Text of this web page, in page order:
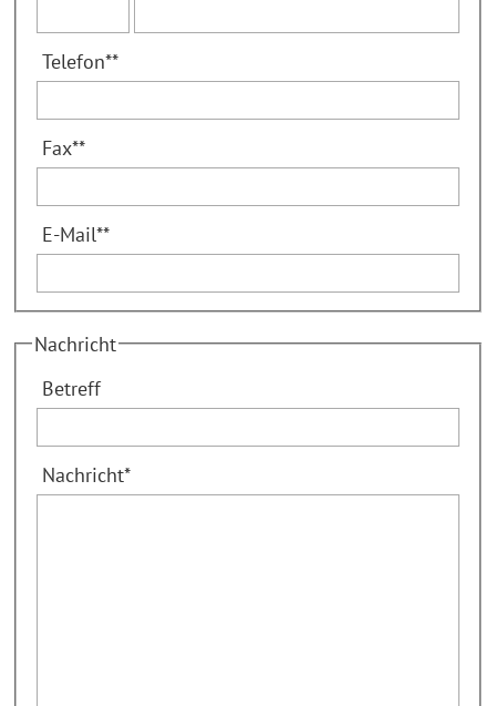
Telefon**
Fax**
E-Mail**
Nachricht
Betreff
Nachricht*